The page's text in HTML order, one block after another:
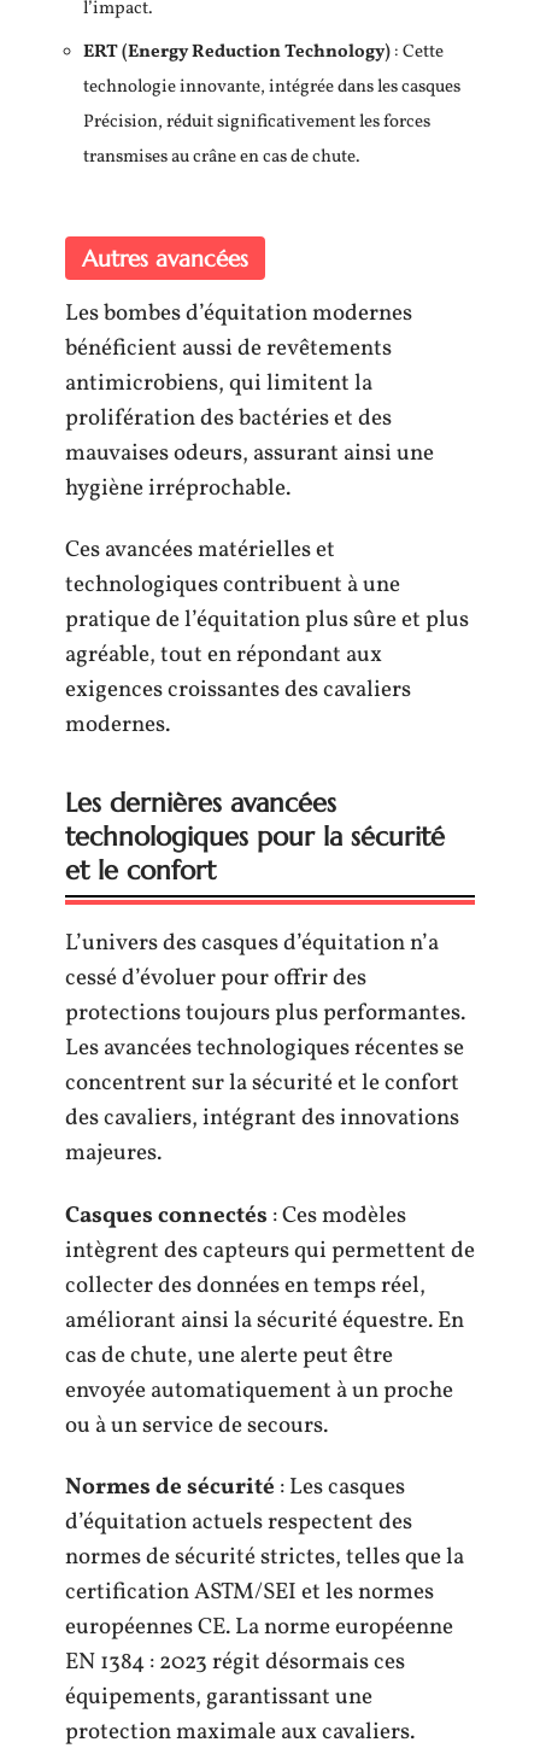
l’impact.
ERT (Energy Reduction Technology): Cette
technologie innovante, intégrée dans les casques
Précision, réduit significativement les forces
transmises au crâne en cas de chute.
Autres avancées
Les bombes d’équitation modernes
bénéficient aussi de revêtements
antimicrobiens, qui limitent la
prolifération des bactéries et des
mauvaises odeurs, assurant ainsi une
hygiène irréprochable.
Ces avancées matérielles et
technologiques contribuent à une
pratique de l’équitation plus sûre et plus
agréable, tout en répondant aux
exigences croissantes des cavaliers
modernes.
Les dernières avancées
technologiques pour la sécurité
et le confort
L’univers des casques d’équitation n’a
cessé d’évoluer pour offrir des
protections toujours plus performantes.
Les avancées technologiques récentes se
concentrent sur la sécurité et le confort
des cavaliers, intégrant des innovations
majeures.
Casques connectés : Ces modèles
intègrent des capteurs qui permettent de
collecter des données en temps réel,
améliorant ainsi la sécurité équestre. En
cas de chute, une alerte peut être
envoyée automatiquement à un proche
ou à un service de secours.
Normes de sécurité : Les casques
d’équitation actuels respectent des
normes de sécurité strictes, telles que la
certification ASTM/SEI et les normes
européennes CE. La norme européenne
EN 1384 : 2023 régit désormais ces
équipements, garantissant une
protection maximale aux cavaliers.